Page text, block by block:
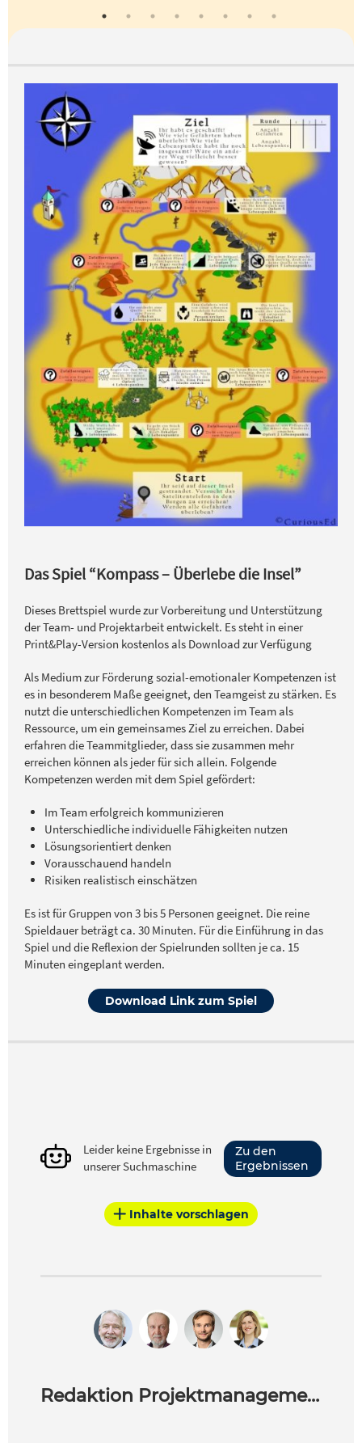
Das Spiel “Kompass – Überlebe die Insel”
Dieses Brettspiel wurde zur Vorbereitung und Unterstützung
der Team- und Projektarbeit entwickelt. Es steht in einer
Print&Play-Version kostenlos als Download zur Verfügung
Als Medium zur Förderung sozial-emotionaler Kompetenzen ist
es in besonderem Maße geeignet, den Teamgeist zu stärken. Es
nutzt die unterschiedlichen Kompetenzen im Team als
Ressource, um ein gemeinsames Ziel zu erreichen. Dabei
erfahren die Teammitglieder, dass sie zusammen mehr
erreichen können als jeder für sich allein. Folgende
Kompetenzen werden mit dem Spiel gefördert:
Im Team erfolgreich kommunizieren
Unterschiedliche individuelle Fähigkeiten nutzen
Lösungsorientiert denken
Vorausschauend handeln
Risiken realistisch einschätzen
Es ist für Gruppen von 3 bis 5 Personen geeignet. Die reine
Spieldauer beträgt ca. 30 Minuten. Für die Einführung in das
Spiel und die Reflexion der Spielrunden sollten je ca. 15
Minuten eingeplant werden.
Download Link zum Spiel
Leider keine Ergebnisse in
unserer Suchmaschine
Zu den
Ergebnissen
Inhalte vorschlagen
Redaktion Projektmanagement